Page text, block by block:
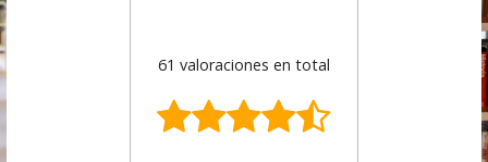
61 valoraciones en total